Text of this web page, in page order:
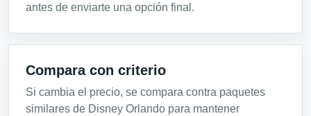
antes de enviarte una opción final.
Compara con criterio
Si cambia el precio, se compara contra paquetes
similares de Disney Orlando para mantener